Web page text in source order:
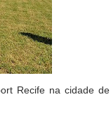
Recife na cidade